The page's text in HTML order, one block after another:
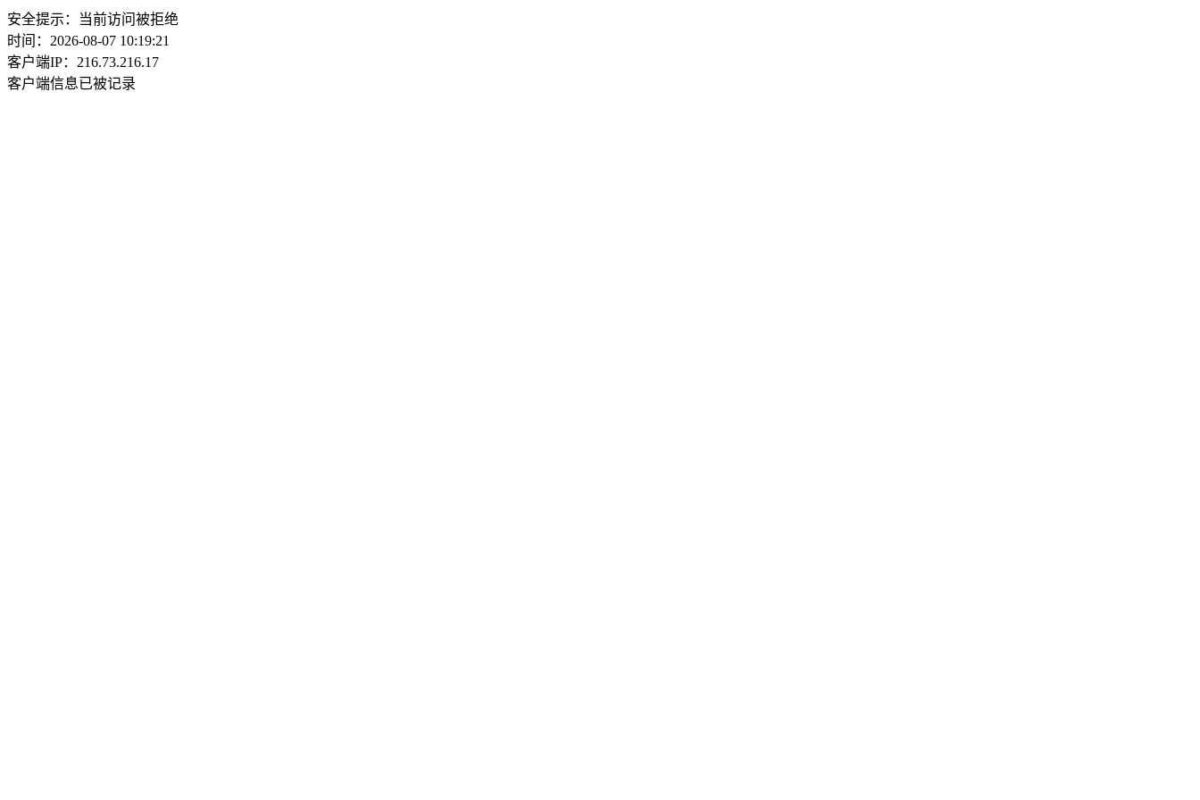
安全提示：当前访问被拒绝
时间：2026-08-07 10:19:21
客户端IP：216.73.216.17
客户端信息已被记录